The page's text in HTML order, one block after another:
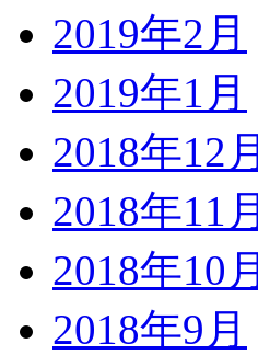
2019年2月
2019年1月
2018年12月
2018年11月
2018年10月
2018年9月